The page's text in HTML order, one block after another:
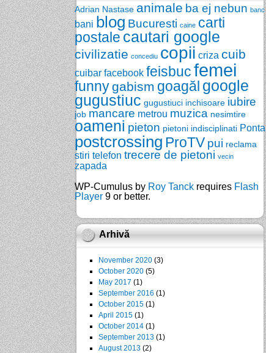
Adrian Nastase animale ba ej nebun banc
bani blog Bucuresti caine carti
postale cautari google
civilizatie concediu copii criza cuib
cuibar facebook feisbucfemei
funnygabism goagăl google
gugustiuc gugustiuci inchisoare iubire
job mancare metrou muzica nesimtire
oameni pieton pietoni indisciplinati Ponta
postcrossing ProTV pui reclama
stiri telefon trecere de pietoni vecin
zapada
WP-Cumulus by Roy Tanck requires Flash
Player 9 or better.
Arhivă
November 2020(3)
October 2020(5)
May 2017 (1)
September 2016 (1)
October 2015(1)
April 2015(1)
October 2014(1)
September 2013(1)
August 2013(2)